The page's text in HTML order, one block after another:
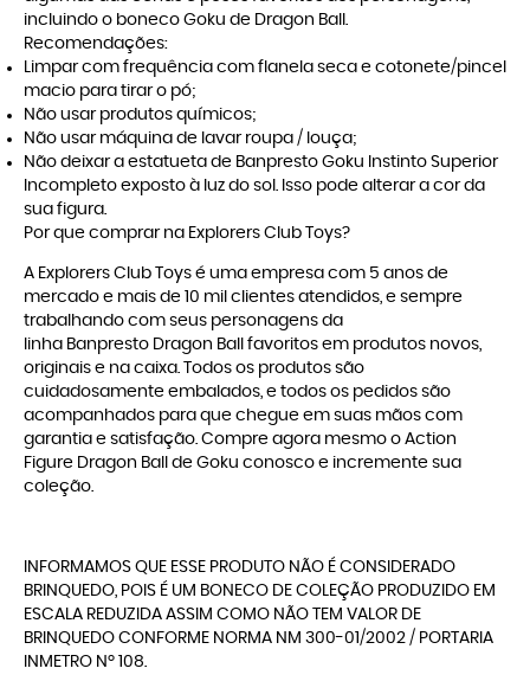
incluindo o boneco Goku de Dragon Ball.
Recomendações:
Limpar com frequência com flanela seca e cotonete/pincel
macio para tirar o pó;
Não usar produtos químicos;
Não usar máquina de lavar roupa / louça;
Não deixar a estatueta de Banpresto Goku Instinto Superior
Incompleto exposto à luz do sol. Isso pode alterar a cor da
sua figura.
Por que comprar na Explorers Club Toys?
A Explorers Club Toys é uma empresa com 5 anos de
mercado e mais de 10 mil clientes atendidos, e sempre
trabalhando com seus personagens da
linha Banpresto Dragon Ball
favoritos em produtos novos,
originais e na caixa. Todos os produtos são
cuidadosamente embalados, e todos os pedidos são
acompanhados para que chegue em suas mãos com
garantia e satisfação. Compre agora mesmo o Action
Figure Dragon Ball de Goku conosco e incremente sua
coleção.
INFORMAMOS QUE ESSE PRODUTO NÃO É CONSIDERADO
BRINQUEDO, POIS É UM BONECO DE COLEÇÃO PRODUZIDO EM
ESCALA REDUZIDA ASSIM COMO NÃO TEM VALOR DE
BRINQUEDO CONFORME NORMA NM 300-01/2002 / PORTARIA
INMETRO Nº 108.